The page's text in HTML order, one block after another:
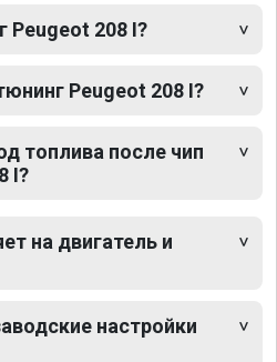
Peugeot 208 I?
Peugeot 208 I?
топлива после чип
I?
на двигатель и
настройки